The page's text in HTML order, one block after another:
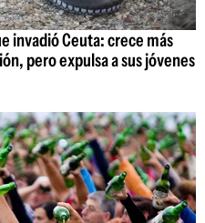
invadió Ceuta: crece más
pero expulsa a sus jóvenes